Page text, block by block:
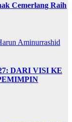
Cemerlang Raih
Aminurrashid
DARI VISI KE